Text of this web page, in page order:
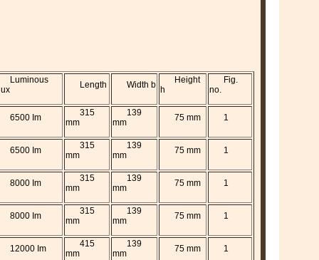
Luminous
Length Width b
Height
h
Fig.
no.
6500 Im
315
mm
139
mm
75 mm 1
6500 Im
315
mm
139
mm
75 mm 1
8000 Im
315
mm
139
mm
75 mm 1
8000 Im
315
mm
139
mm
75 mm 1
12000 Im
415
mm
139
mm
75 mm 1